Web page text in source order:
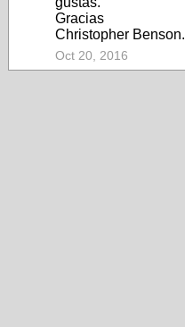
Gracias
Christopher Benson.
Oct 20, 2016